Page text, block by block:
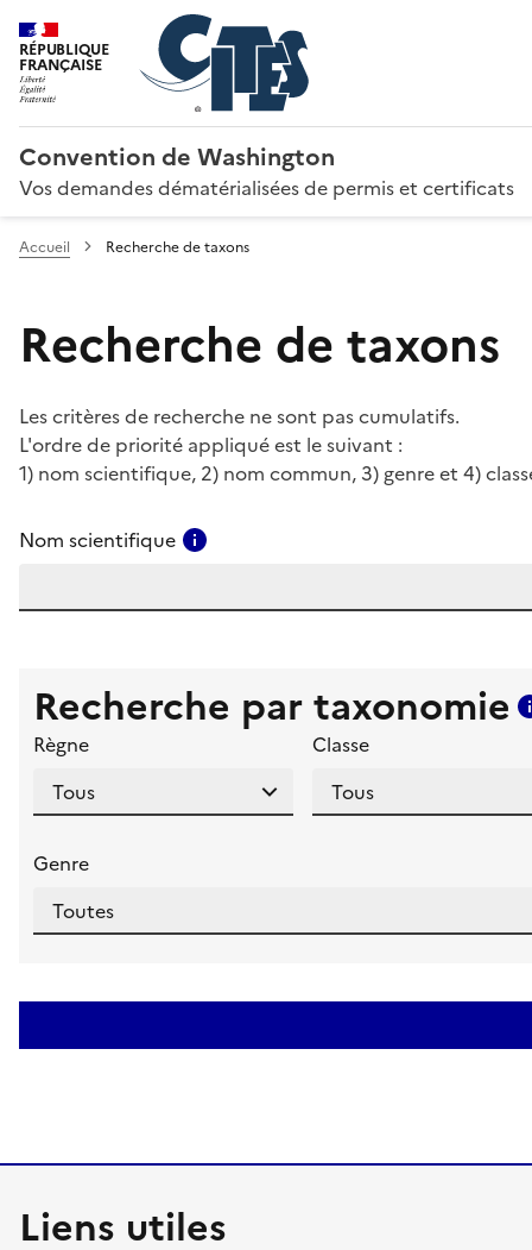
RÉPUBLIQUE
FRANÇAISE
Convention de Washington
Vos demandes dématérialisées de permis et certificats
Accueil Recherche de taxons
Recherche de taxons
Les critères de recherche ne sont pas cumulatifs.
L'ordre de priorité appliqué est le suivant :
1) nom scientifique, 2) nom commun, 3) genre et 4)
Nom scientifique
Recherche par taxonomie
Règne Classe
Genre
Liens utiles